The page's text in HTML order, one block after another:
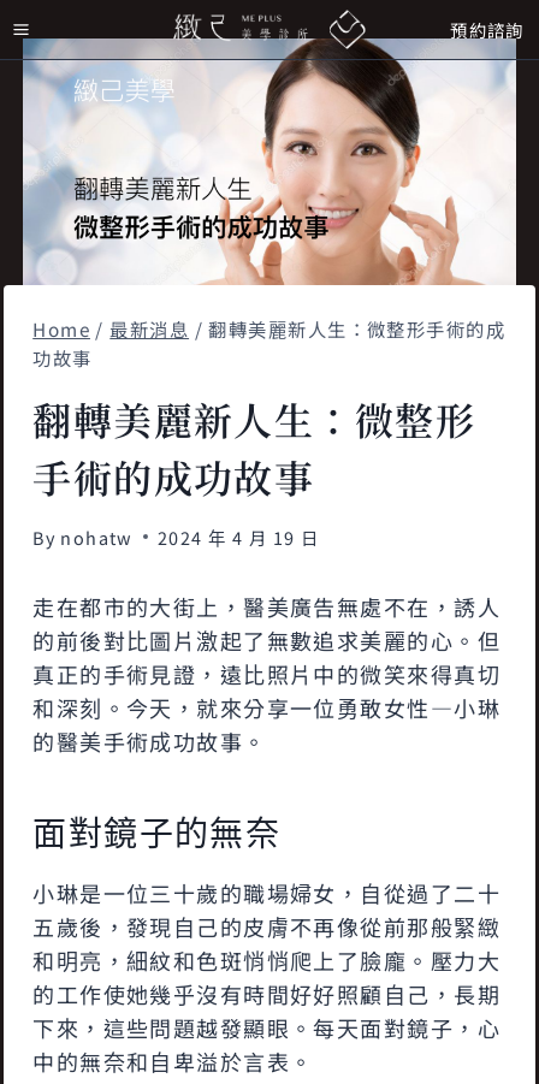
to
content
預約諮詢
Home / 最新消息 / 翻轉美麗新人生：微整形手術的成
功故事
翻轉美麗新人生：微整形
手術的成功故事
By nohatw 2024 年 4 月 19 日
走在都市的大街上，醫美廣告無處不在，誘人
的前後對比圖片激起了無數追求美麗的心。但
真正的手術見證，遠比照片中的微笑來得真切
和深刻。今天，就來分享一位勇敢女性—小琳
的醫美手術成功故事。
面對鏡子的無奈
小琳是一位三十歲的職場婦女，自從過了二十
五歲後，發現自己的皮膚不再像從前那般緊緻
和明亮，細紋和色斑悄悄爬上了臉龐。壓力大
的工作使她幾乎沒有時間好好照顧自己，長期
下來，這些問題越發顯眼。每天面對鏡子，心
中的無奈和自卑溢於言表。